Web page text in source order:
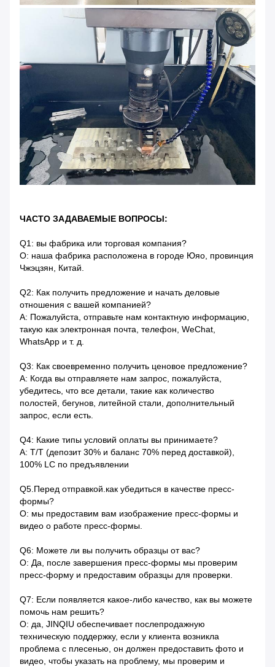
ЧАСТО ЗАДАВАЕМЫЕ ВОПРОСЫ:
Q1: вы фабрика или торговая компания?
О: наша фабрика расположена в городе Юяо, провинция
Чжэцзян, Китай.
Q2: Как получить предложение и начать деловые
отношения с вашей компанией?
A: Пожалуйста, отправьте нам контактную информацию,
такую ​​как электронная почта, телефон, WeChat,
WhatsApp и т. д.
Q3: Как своевременно получить ценовое предложение?
A: Когда вы отправляете нам запрос, пожалуйста,
убедитесь, что все детали, такие как количество
полостей, бегунов, литейной стали, дополнительный
запрос, если есть.
Q4: Какие типы условий оплаты вы принимаете?
A: T/T (депозит 30% и баланс 70% перед доставкой),
100% LC по предъявлении
Q5.Перед отправкой.как убедиться в качестве пресс-
формы?
О: мы предоставим вам изображение пресс-формы и
видео о работе пресс-формы.
Q6: Можете ли вы получить образцы от вас?
О: Да, после завершения пресс-формы мы проверим
пресс-форму и предоставим образцы для проверки.
Q7: Если появляется какое-либо качество, как вы можете
помочь нам решить?
О: да, JINQIU обеспечивает послепродажную
техническую поддержку, если у клиента возникла
проблема с плесенью, он должен предоставить фото и
видео, чтобы указать на проблему, мы проверим и